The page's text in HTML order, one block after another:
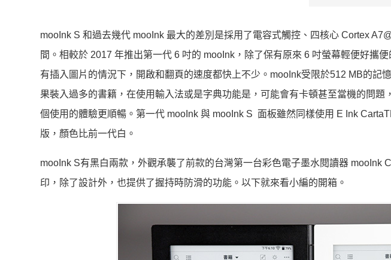
mooInk S 和過去幾代 mooInk 最大的差別是採用了電容式觸控、四核心 Cortex
間。相較於 2017 年推出第一代 6 吋的 mooInk，除了保有原來 6 吋螢幕輕便好攜
有插入圖片的情況下，開啟和翻頁的速度都快上不少。mooInk受限於512 MB的記
果裝入過多的書籍，在使用輸入法或是字典功能是，可能會有卡頓甚至當機的問
個使用的體驗更順暢。第一代 mooInk 與 mooInk S 面板雖然同樣使用 E Ink
版，顏色比前一代白。
mooInk S有黑白兩款，外觀承襲了前款的台灣第一台彩色電子墨水閱讀器 mooInk
印，除了設計外，也提供了握持時防滑的功能。以下就來看小編的開箱。